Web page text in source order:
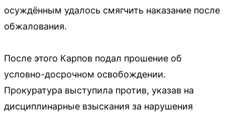
осуждённым удалось смягчить наказание после
обжалования.
После этого Карпов подал прошение об
условно-досрочном освобождении.
Прокуратура выступила против, указав на
дисциплинарные взыскания за нарушения